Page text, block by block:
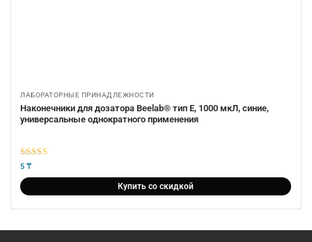
ЛАБОРАТОРНЫЕ ПРИНАДЛЕЖНОСТИ
Наконечники для дозатора Beelab® тип E, 1000 мкЛ, синие,
универсальные однократного применения
5 из 5
5 ₸
Купить со скидкой